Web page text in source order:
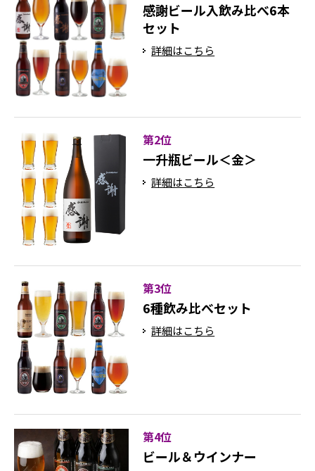
感謝ビール入飲み比べ6本
セット
詳細はこちら
第2位
一升瓶ビール＜金＞
詳細はこちら
第3位
6種飲み比べセット
詳細はこちら
第4位
ビール＆ウインナー